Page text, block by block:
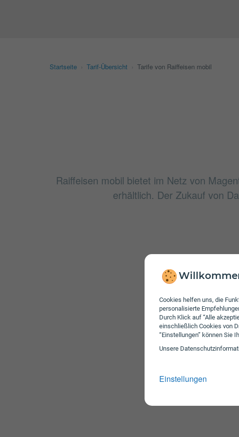
Cookies helfen uns, die
personalisierte
Durch Klick auf “Alle
einschließlich Cookies von
“Einstellungen” können Sie
Unsere
Einstellungen
Startseite Tarif-Übersicht Tarife von Raiffeisen mobil
Raiffeisen mobil bietet im Netz von
erhältlich. Der Zukauf von
mobil M